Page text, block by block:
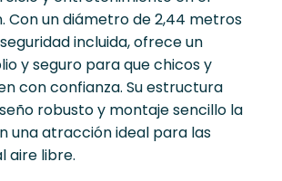
Con un diámetro de 2,44 metros
incluida, ofrece un
y seguro para que chicos y
con confianza. Su estructura
robusto y montaje sencillo la
una atracción ideal para las
aire libre.